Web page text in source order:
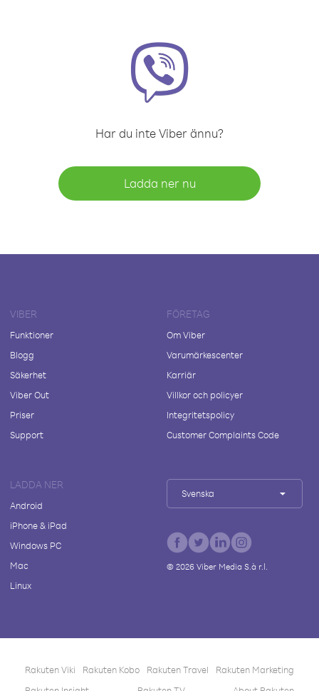
Har du inte Viber ännu?
Ladda ner nu
VIBER
Funktioner
Blogg
Säkerhet
Viber Out
Priser
Support
FÖRETAG
Om Viber
Varumärkescenter
Karriär
Villkor och policyer
Integritetspolicy
Customer Complaints Code
LADDA NER
Android
iPhone & iPad
Windows PC
Mac
Linux
Svenska
© 2026Viber Media S.à r.l.
Rakuten Viki Rakuten Kobo Rakuten Travel
Rakuten Marketing